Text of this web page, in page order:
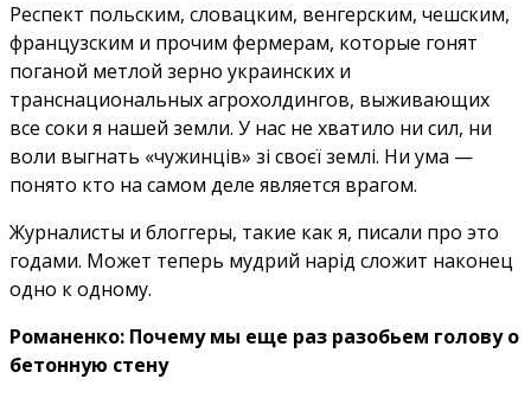
Респект польским, словацким, венгерским, чешским,
французским и прочим фермерам, которые гонят
поганой метлой зерно украинских и
транснациональных агрохолдингов, выживающих
все соки я нашей земли. У нас не хватило ни сил, ни
воли выгнать «чужинців» зі своєї землі. Ни ума —
понято кто на самом деле является врагом.
Журналисты и блоггеры, такие как я, писали про это
годами. Может теперь мудрий нарід сложит наконец
одно к одному.
Романенко: Почему мы еще раз разобьем голову о
бетонную стену